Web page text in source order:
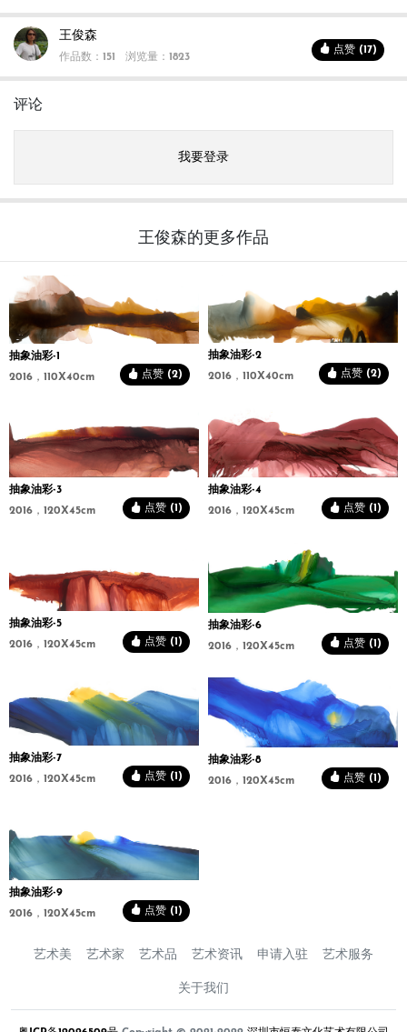
王俊森
作品数：151 浏览量：1823
点赞 (17)
评论
我要登录
王俊森的更多作品
抽象油彩-1
2016，110X40cm
点赞 (2)
抽象油彩-2
2016，110X40cm
点赞 (2)
抽象油彩-3
2016，120X45cm
点赞 (1)
抽象油彩-4
2016，120X45cm
点赞 (1)
抽象油彩-5
2016，120X45cm
点赞 (1)
抽象油彩-6
2016，120X45cm
点赞 (1)
抽象油彩-7
2016，120X45cm
点赞 (1)
抽象油彩-8
2016，120X45cm
点赞 (1)
抽象油彩-9
2016，120X45cm
点赞 (1)
艺术美 艺术家 艺术品 艺术资讯 申请入驻 艺术服务
关于我们